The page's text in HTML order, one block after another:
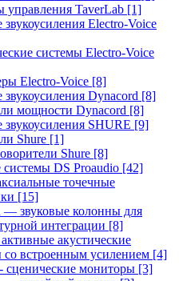
управления TaverLab [1]
Electro-Voice
системы Electro-Voice
Electro-Voice [8]
Dynacord [8]
мощности Dynacord [8]
SHURE [9]
Shure [1]
Shure [8]
системы DS Proaudio [42]
точечные
[15]
звуковые колонны для
интеграции [8]
акустические
со встроенным усилением [4]
сценические мониторы [3]